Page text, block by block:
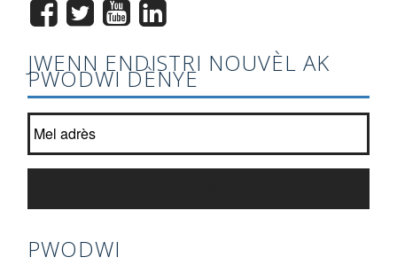
JWENN ENDISTRI NOUVÈL AK
PWODWI DÈNYE
Jwenn ak lis bilten nou an? *
PWODWI